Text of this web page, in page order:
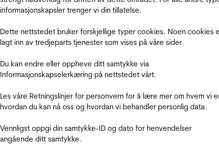
informasjonskapsler trenger vi din tillatelse.
Dette nettstedet bruker forskjellige typer cookies. Noen cookies
lagt inn av tredjeparts tjenester som vises på våre sider.
Du kan endre eller oppheve ditt samtykke via
Informasjonskapselerkæring på nettstedet vårt.
Les våre Retningslinjer for personvern for å lære mer om hvem vi
hvordan du kan nå oss og hvordan vi behandler personlig data.
Vennligst oppgi din samtykke-ID og dato for henvendelser
angående ditt samtykke.